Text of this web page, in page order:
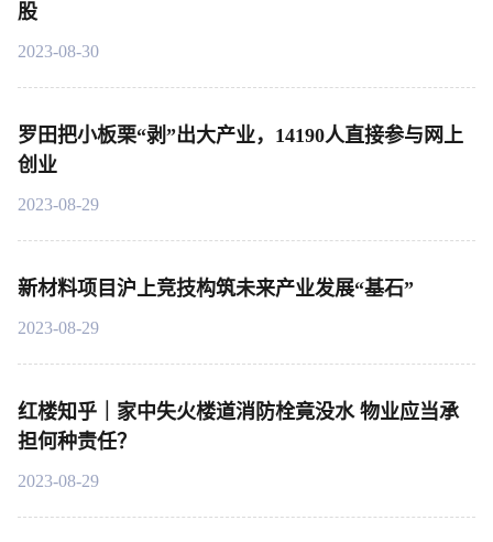
股
2023-08-30
罗田把小板栗“剥”出大产业，14190人直接参与网上
创业
2023-08-29
新材料项目沪上竞技构筑未来产业发展“基石”
2023-08-29
红楼知乎｜家中失火楼道消防栓竟没水 物业应当承
担何种责任？
2023-08-29